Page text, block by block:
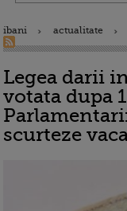
ibani actualitate
Legea darii
votata dupa
scurteze